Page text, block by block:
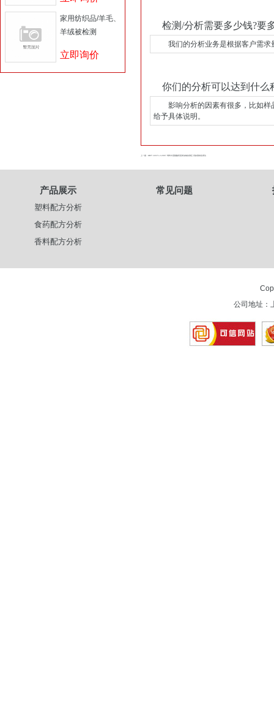
家用纺织品/羊毛、
羊绒被检测
立即询价
检测/分析需要多少钱?要
我们的分析业务是根据客户需求
你们的分析可以达到什么
影响分析的因素有很多，比如样
给予具体说明。
上一篇 : GB/T 19371.2-2007 饲料中蛋氨酸羟基类似物的测定 高效液相色谱法
产品展示
塑料配方分析
食药配方分析
香料配方分析
常见问题
公司地址：